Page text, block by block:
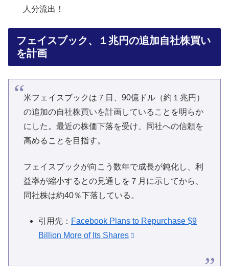
人分流出！
フェイスブック、１兆円の追加自社株買い
を計画
米フェイスブックは７日、90億ドル（約１兆円）
の追加の自社株買いを計画していることを明らか
にした。最近の株価下落を受け、同社への信頼を
高めることを目指す。
フェイスブックが向こう数年で成長が鈍化し、利
益率が縮小するとの見通しを７月に示してから、
同社株は約40％下落している。
引用先： Facebook Plans to Repurchase $9
Billion More of Its Shares